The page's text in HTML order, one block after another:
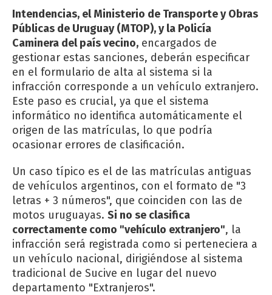
Intendencias, el Ministerio de Transporte y Obras
Públicas de Uruguay (MTOP), y la Policía
Caminera del país vecino, encargados de
gestionar estas sanciones, deberán especificar
en el formulario de alta al sistema si la
infracción corresponde a un vehículo extranjero.
Este paso es crucial, ya que el sistema
informático no identifica automáticamente el
origen de las matrículas, lo que podría
ocasionar errores de clasificación.
Un caso típico es el de las matrículas antiguas
de vehículos argentinos, con el formato de "3
letras + 3 números", que coinciden con las de
motos uruguayas. Si no se clasifica
correctamente como "vehículo extranjero", la
infracción será registrada como si perteneciera a
un vehículo nacional, dirigiéndose al sistema
tradicional de Sucive en lugar del nuevo
departamento "Extranjeros".